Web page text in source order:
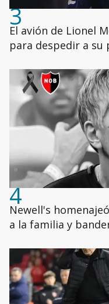
3
El avión de Lionel
para despedir a su
4
Newell's
a la familia y